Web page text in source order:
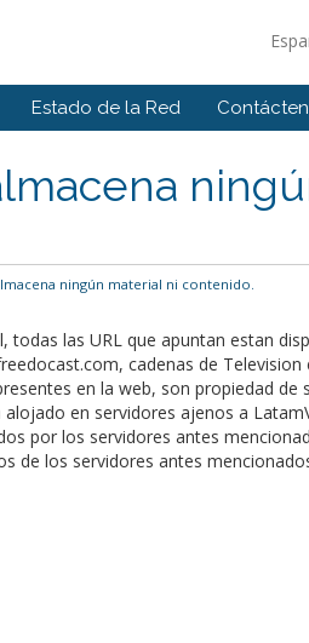
Estado de la Red
ningún material ni contenido.
todas las URL que apuntan estan
cadenas de
en la web, son propiedad
en servidores ajenos a
por los servidores antes
de los servidores antes